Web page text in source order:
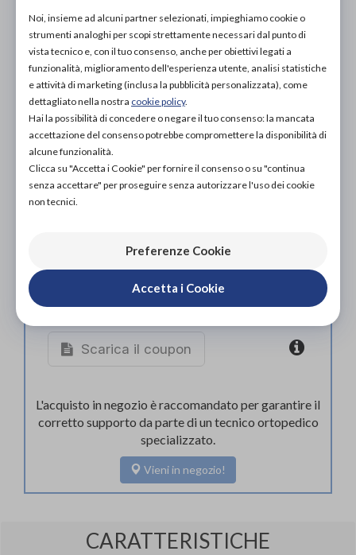
PROVA E ACQUISTA IN NEGOZIO
DA207,00€
PROVA E NOLEGGIA IN NEGOZIO
NON DISPONIBILE
ACQUISTA ONLINE
NON DISPONIBILE
Organizza prova in negozio
Scarica il coupon
L'acquisto in negozio è raccomandato per garantire il
corretto supporto da parte di un tecnico ortopedico
specializzato.
Vieni in negozio!
CARATTERISTICHE
Noi, insieme ad alcuni partner selezionati, impieghiamo cookie o
strumenti analoghi per scopi strettamente necessari dal punto di
vista tecnico e, con il tuo consenso, anche per obiettivi legati a
funzionalità, miglioramento dell'esperienza utente, analisi statistiche
e attività di marketing (inclusa la pubblicità personalizzata), come
dettagliato nella nostra cookie policy.
Hai la possibilità di concedere o negare il tuo consenso: la mancata
accettazione del consenso potrebbe compromettere la disponibilità di
alcune funzionalità.
Clicca su "Accetta i Cookie" per fornire il consenso o su "continua
senza accettare" per proseguire senza autorizzare l'uso dei cookie
non tecnici.
Preferenze Cookie
Accetta i Cookie